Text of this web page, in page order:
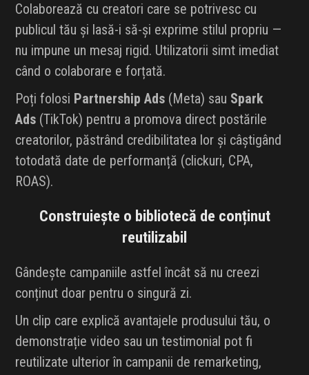
Colaborează cu creatori care se potrivesc cu
publicul tău și lasă-i să-și exprime stilul propriu —
nu impune un mesaj rigid. Utilizatorii simt imediat
când o colaborare e forțată.
Poți folosi Partnership Ads (Meta) sau Spark
Ads (TikTok) pentru a promova direct postările
creatorilor, păstrând credibilitatea lor și câștigând
totodată date de performanță (clickuri, CPA,
ROAS).
Construiește o bibliotecă de conținut
reutilizabil
Gândește campaniile astfel încât să nu creezi
conținut doar pentru o singură zi.
Un clip care explică avantajele produsului tău, o
demonstrație video sau un testimonial pot fi
reutilizate ulterior în campanii de remarketing,